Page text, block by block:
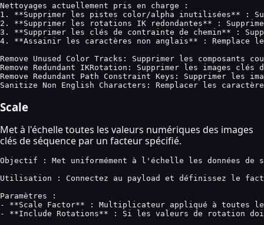
Nettoyages actuellement pris en charge :
1. **Supprimer les pistes color/alpha inutilisées** :
2. **Supprimer les rotations IK redondantes** :
3. **Supprimer les clés de contrainte de chemin** :
4. **Assainir les caractères non anglais** : Remplace
Remove Unused Color Tracks: Supprimer les
Remove Redundant IKRotation: Supprimer les images
Remove Redundant Path Constraint Keys: Supprimer
Sanitize Non English Characters: Remplacer les
Scale
Met à l'échelle toutes les valeurs numériques des images
clés de séquence par un facteur spécifié.
Objectif : Met uniformément à l'échelle les données
Utilisation : Connectez au payload et définissez le
Paramètres :
- **Scale Factor** : Multiplicateur appliqué à toutes
- **Include Rotations** : Si les valeurs de rotation